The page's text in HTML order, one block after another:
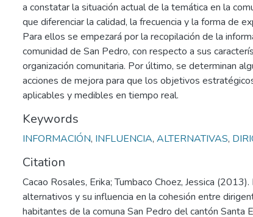
a constatar la situación actual de la temática en la
que diferenciar la calidad, la frecuencia y la forma de
Para ellos se empezará por la recopilación de la
comunidad de San Pedro, con respecto a sus
organización comunitaria. Por último, se determinan
acciones de mejora para que los objetivos
aplicables y medibles en tiempo real.
Keywords
INFORMACIÓN, INFLUENCIA, ALTERNATIVAS,
Citation
Cacao Rosales, Erika; Tumbaco Choez, Jessica
alternativos y su influencia en la cohesión entre
habitantes de la comuna San Pedro del cantón Santa